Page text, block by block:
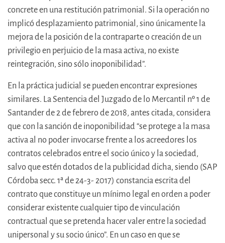
concrete en una restitución patrimonial. Si la operación no
implicó desplazamiento patrimonial, sino únicamente la
mejora de la posición de la contraparte o creación de un
privilegio en perjuicio de la masa activa, no existe
reintegración, sino sólo inoponibilidad”.
En la práctica judicial se pueden encontrar expresiones
similares. La Sentencia del Juzgado de lo Mercantil nº 1 de
Santander de 2 de febrero de 2018, antes citada, considera
que con la sanción de inoponibilidad “se protege a la masa
activa al no poder invocarse frente a los acreedores los
contratos celebrados entre el socio único y la sociedad,
salvo que estén dotados de la publicidad dicha, siendo (SAP
Córdoba secc. 1ª de 24-3- 2017) constancia escrita del
contrato que constituye un mínimo legal en orden a poder
considerar existente cualquier tipo de vinculación
contractual que se pretenda hacer valer entre la sociedad
unipersonal y su socio único”. En un caso en que se